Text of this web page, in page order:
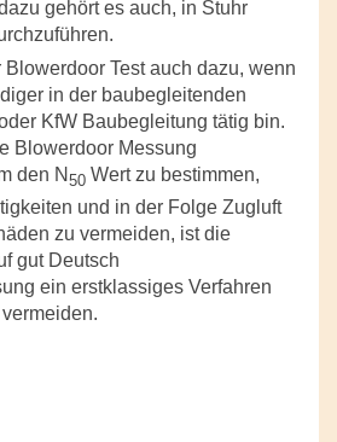
gehört es auch, in Stuhr
Test auch dazu, wenn
in der baubegleitenden
KfW Baubegleitung tätig bin.
Blowerdoor Messung
den N 50 Wert zu bestimmen,
und in der Folge Zugluft
zu vermeiden, ist die
gut Deutsch
ein erstklassiges Verfahren